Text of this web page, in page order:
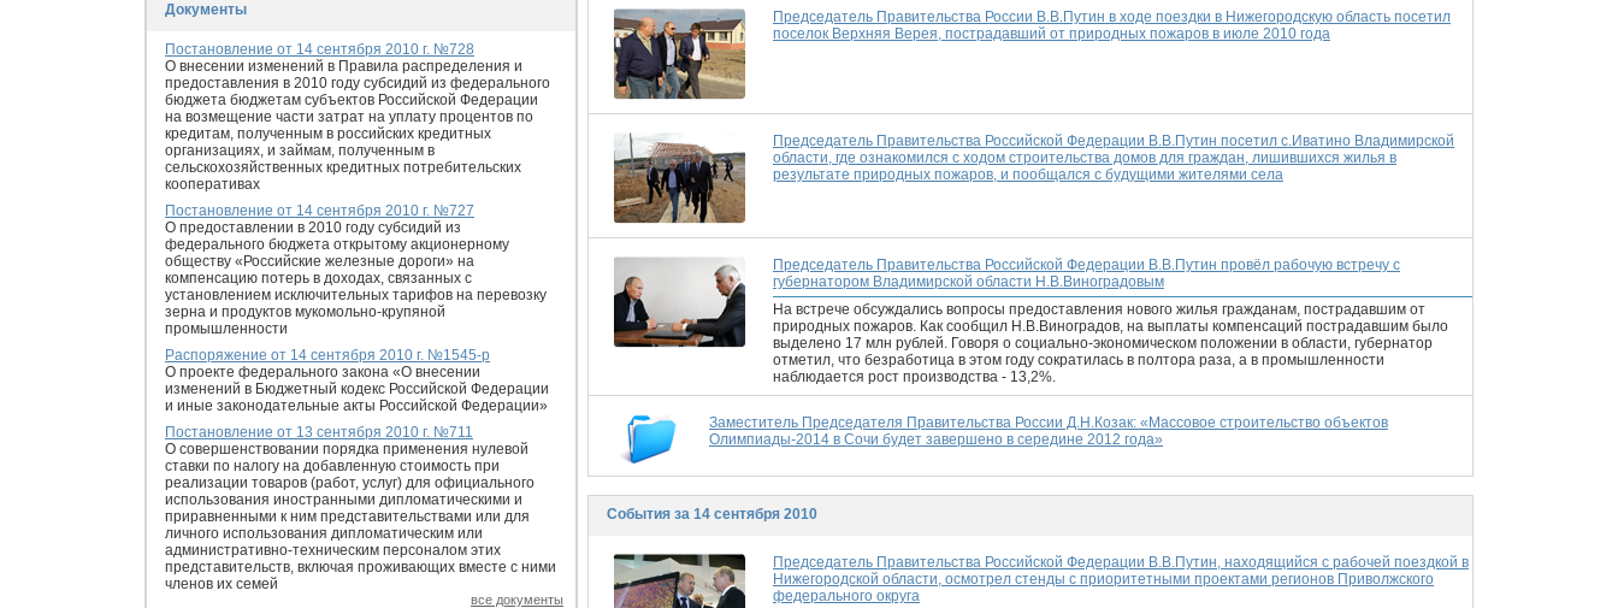
Документы
Постановление от 14 сентября 2010 г. №728
О внесении изменений в Правила распределения и
предоставления в 2010 году субсидий из федерального
бюджета бюджетам субъектов Российской Федерации
на возмещение части затрат на уплату процентов по
кредитам, полученным в российских кредитных
организациях, и займам, полученным в
сельскохозяйственных кредитных потребительских
кооперативах
Постановление от 14 сентября 2010 г. №727
О предоставлении в 2010 году субсидий из
федерального бюджета открытому акционерному
обществу «Российские железные дороги» на
компенсацию потерь в доходах, связанных с
установлением исключительных тарифов на перевозку
зерна и продуктов мукомольно-крупяной
промышленности
Распоряжение от 14 сентября 2010 г. №1545-р
О проекте федерального закона «О внесении
изменений в Бюджетный кодекс Российской Федерации
и иные законодательные акты Российской Федерации»
Постановление от 13 сентября 2010 г. №711
О совершенствовании порядка применения нулевой
ставки по налогу на добавленную стоимость при
реализации товаров (работ, услуг) для официального
использования иностранными дипломатическими и
приравненными к ним представительствами или для
личного использования дипломатическим или
административно-техническим персоналом этих
представительств, включая проживающих вместе с ними
членов их семей
все документы
Председатель Правительства России В.В.Путин в ходе поездки в Нижегородскую область посетил
поселок Верхняя Верея, пострадавший от природных пожаров в июле 2010 года
Председатель Правительства Российской Федерации В.В.Путин посетил с.Иватино Владимирской
области, где ознакомился с ходом строительства домов для граждан, лишившихся жилья в
результате природных пожаров, и пообщался с будущими жителями села
Председатель Правительства Российской Федерации В.В.Путин провёл рабочую встречу с
губернатором Владимирской области Н.В.Виноградовым
На встрече обсуждались вопросы предоставления нового жилья гражданам, пострадавшим от
природных пожаров. Как сообщил Н.В.Виноградов, на выплаты компенсаций пострадавшим было
выделено 17 млн рублей. Говоря о социально-экономическом положении в области, губернатор
отметил, что безработица в этом году сократилась в полтора раза, а в промышленности
наблюдается рост производства - 13,2%.
Заместитель Председателя Правительства России Д.Н.Козак: «Массовое строительство объектов
Олимпиады-2014 в Сочи будет завершено в середине 2012 года»
События за 14 сентября 2010
Председатель Правительства Российской Федерации В.В.Путин, находящийся с рабочей поездкой в
Нижегородской области, осмотрел стенды с приоритетными проектами регионов Приволжского
федерального округа